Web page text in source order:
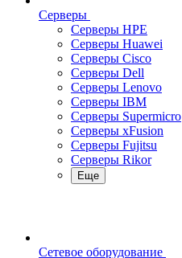
Серверы
Серверы HPE
Серверы Huawei
Серверы Cisco
Серверы Dell
Серверы Lenovo
Серверы IBM
Серверы Supermicro
Серверы xFusion
Серверы Fujitsu
Серверы Rikor
Еще
Сетевое оборудование